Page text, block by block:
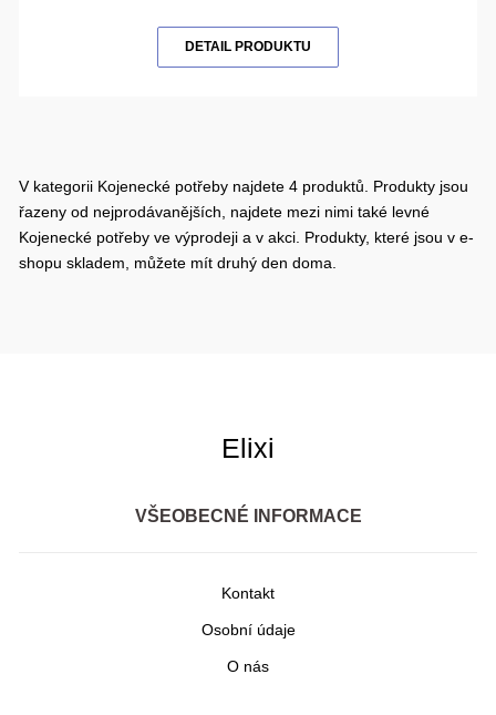
DETAIL PRODUKTU
V kategorii Kojenecké potřeby najdete 4 produktů. Produkty jsou
řazeny od nejprodávanějších, najdete mezi nimi také levné
Kojenecké potřeby ve výprodeji a v akci. Produkty, které jsou v e-
shopu skladem, můžete mít druhý den doma.
Elixi
VŠEOBECNÉ INFORMACE
Kontakt
Osobní údaje
O nás